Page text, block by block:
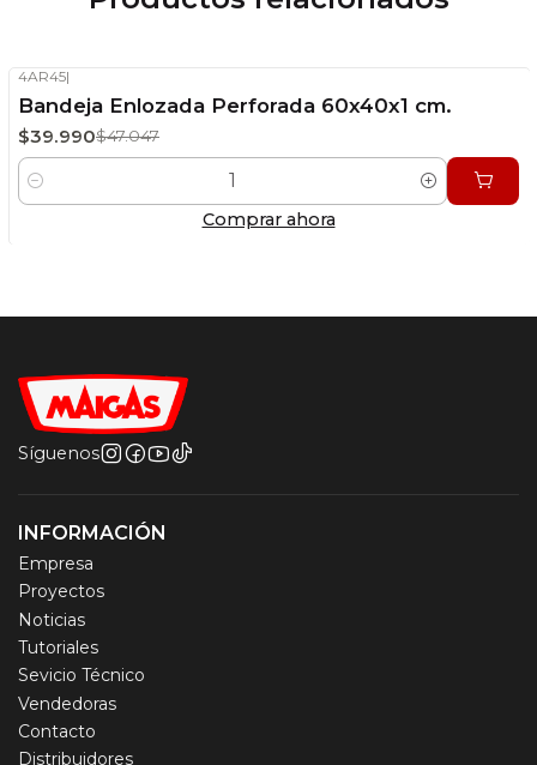
OFF
Stock disponible
4AR45|
Bandeja Enlozada Perforada 60x40x1 cm.
$39.990$47.047
Cantidad
Comprar ahora
Síguenos
INFORMACIÓN
Empresa
Proyectos
Noticias
Tutoriales
Sevicio Técnico
Vendedoras
Contacto
Distribuidores